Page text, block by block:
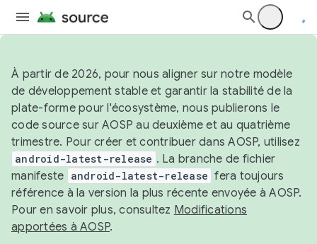
À partir de 2026, pour nous aligner sur notre modèle
de développement stable et garantir la stabilité de la
plate-forme pour l'écosystème, nous publierons le
code source sur AOSP au deuxième et au quatrième
trimestre. Pour créer et contribuer dans AOSP, utilisez
android-latest-release . La branche de fichier
manifeste android-latest-release fera toujours
référence à la version la plus récente envoyée à AOSP.
Pour en savoir plus, consultez Modifications
apportées à AOSP.